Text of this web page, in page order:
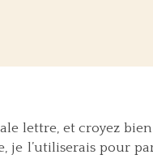
lettre, et croyez
je l’utiliserais pour